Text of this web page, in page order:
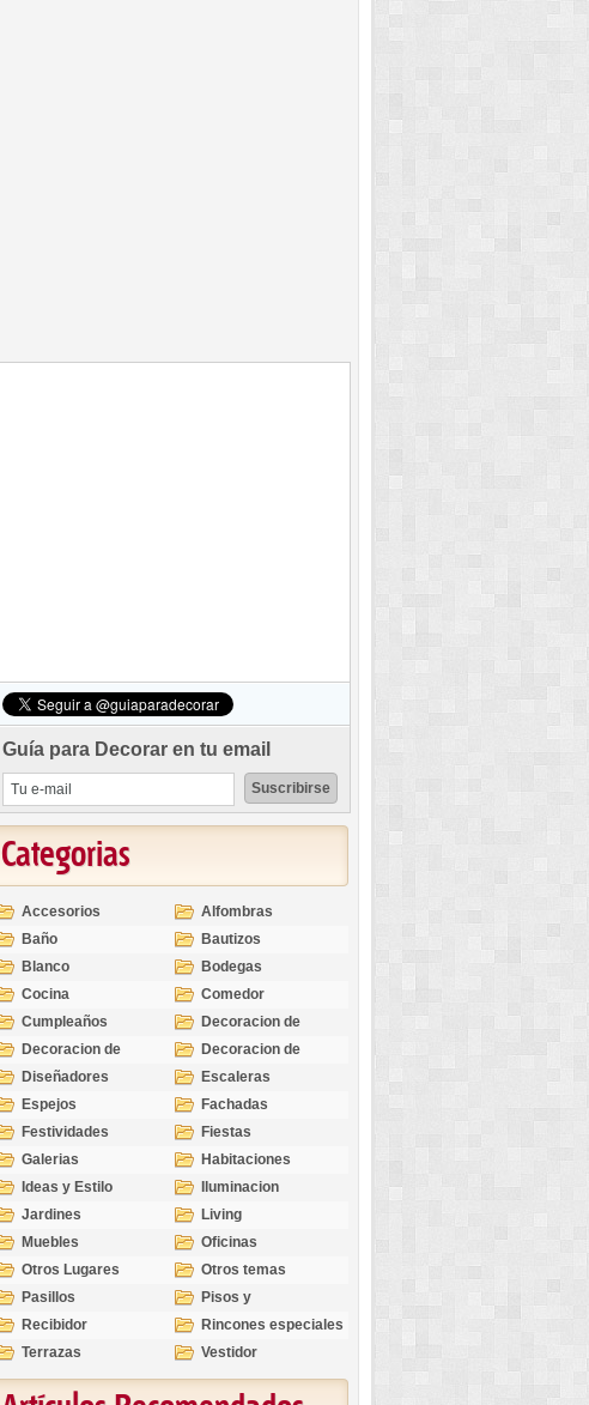
Guía para Decorar en tu email
Categorias
Accesorios
Alfombras
Baño
Bautizos
Blanco
Bodegas
Cocina
Comedor
Cumpleaños
Decoracion de
Exteriores
Decoracion de
Interiores
Decoracion de
Ocasiones
Diseñadores
Escaleras
Espejos
Fachadas
Festividades
Fiestas
Galerias
Habitaciones
Ideas y Estilo
Iluminacion
Jardines
Living
Muebles
Oficinas
Otros Lugares
Otros temas
Pasillos
Pisos y
revestimientos
Recibidor
Rincones especiales
Terrazas
Vestidor